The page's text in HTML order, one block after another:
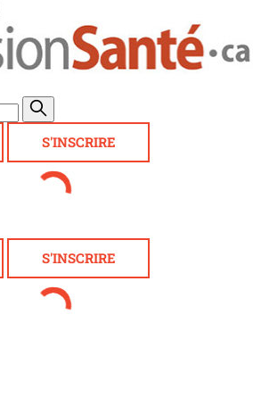
S'INSCRIRE
S'INSCRIRE